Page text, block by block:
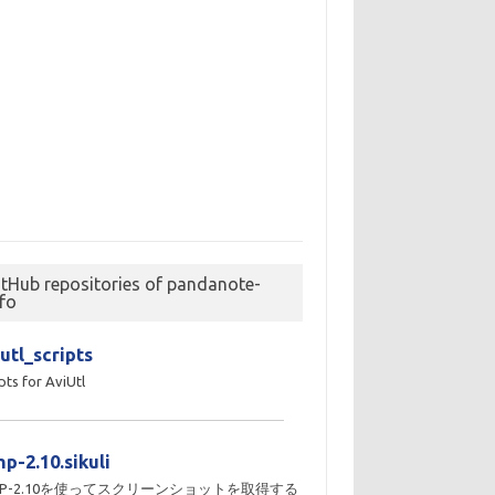
repositories of pandanote-
for AviUtl
2.10.sikuli
2.10を使ってスクリーンショットを取得する